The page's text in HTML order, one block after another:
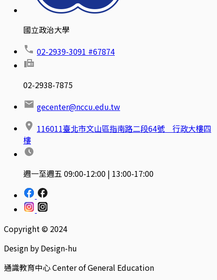
國立政治大學
02-2939-3091 #67874
02-2938-7875
gecenter@nccu.edu.tw
116011臺北市文山區指南路二段64號 行政大樓四
樓
週一至週五 09:00-12:00 | 13:00-17:00
Copyright © 2024
Design by Design-hu
通識教育中心 Center of General Education